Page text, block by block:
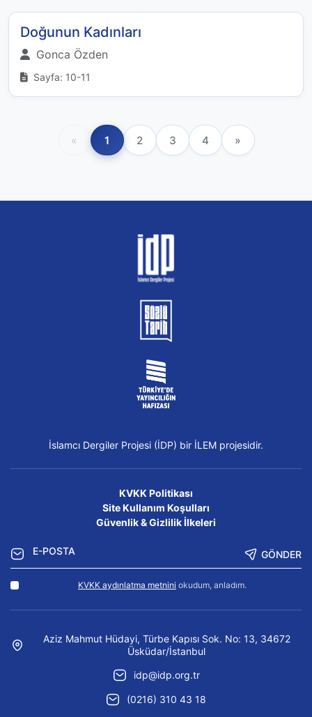
Doğunun Kadınları
Gonca Özden
Sayfa: 10-11
« 1 2 3 4 »
İslamcı Dergiler Projesi (İDP) bir İLEM projesidir.
KVKK Politikası
Site Kullanım Koşulları
Güvenlik & Gizlilik İlkeleri
GÖNDER
KVKK aydınlatma metnini okudum, anladım.
Aziz Mahmut Hüdayi, Türbe Kapısı Sok. No: 13, 34672
Üsküdar/İstanbul
idp@idp.org.tr
(0216) 310 43 18